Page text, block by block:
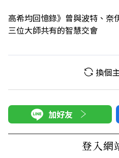
高希均回憶錄》曾與波特、奈
三位大師共有的智慧交會
換個
加好友
登入網